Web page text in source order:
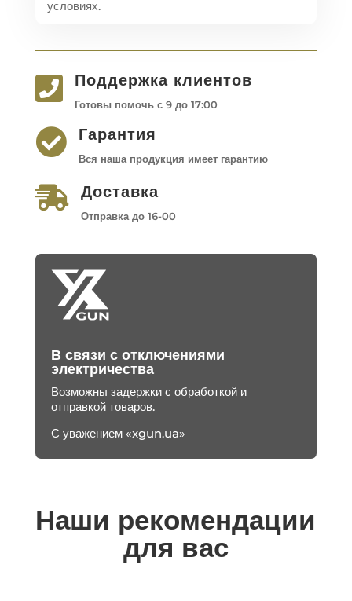
условиях.
 Поддержка клиентов
Готовы помочь с 9 до 17:00
 Гарантия
Вся наша продукция имеет гарантию
 Доставка
Отправка до 16-00
В связи с отключениями
электричества
Возможны задержки с обработкой и
отправкой товаров.
С уважением «xgun.ua»
Наши рекомендации
для вас